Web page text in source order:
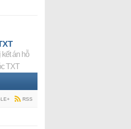
án hỗ
TXT
RSS